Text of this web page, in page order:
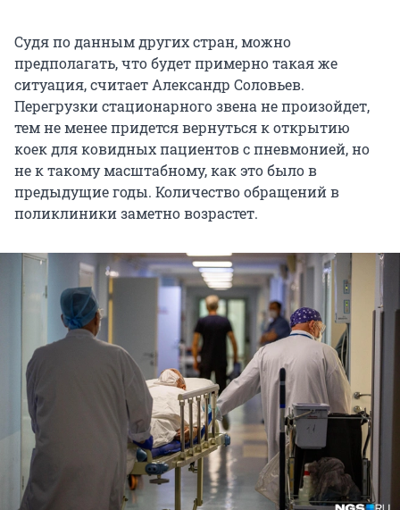
Судя по данным других стран, можно
предполагать, что будет примерно такая же
ситуация, считает Александр Соловьев.
Перегрузки стационарного звена не произойдет,
тем не менее придется вернуться к открытию
коек для ковидных пациентов с пневмонией, но
не к такому масштабному, как это было в
предыдущие годы. Количество обращений в
поликлиники заметно возрастет.